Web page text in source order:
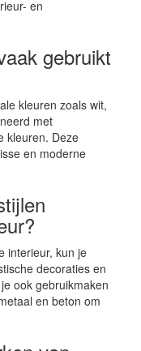
en
gebruikt
kleuren zoals wit,
met
kleuren. Deze
en moderne
interieur, kun je
decoraties en
ook gebruikmaken
en beton om